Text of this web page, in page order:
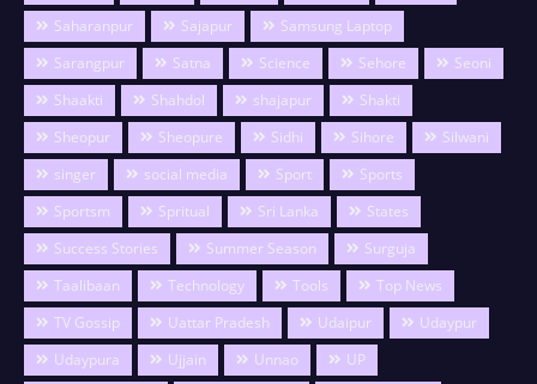
Saharanpur
Sajapur
Samsung Laptop
Sarangpur
Satna Science Sehore
Seoni
Shaakti
Shahdol shajapur
Shakti
Sheopur
Sheopure Sidhi Sihore
Silwani
singer
social media Sport
Sports
Sportsm
Spritual Sri Lanka
States
Success Stories
Summer Season
Surguja
Taalibaan
Technology Tools
Top News
TV Gossip
Uattar Pradesh Udaipur
Udaypur
Udaypura
Ujjain Unnao
UP